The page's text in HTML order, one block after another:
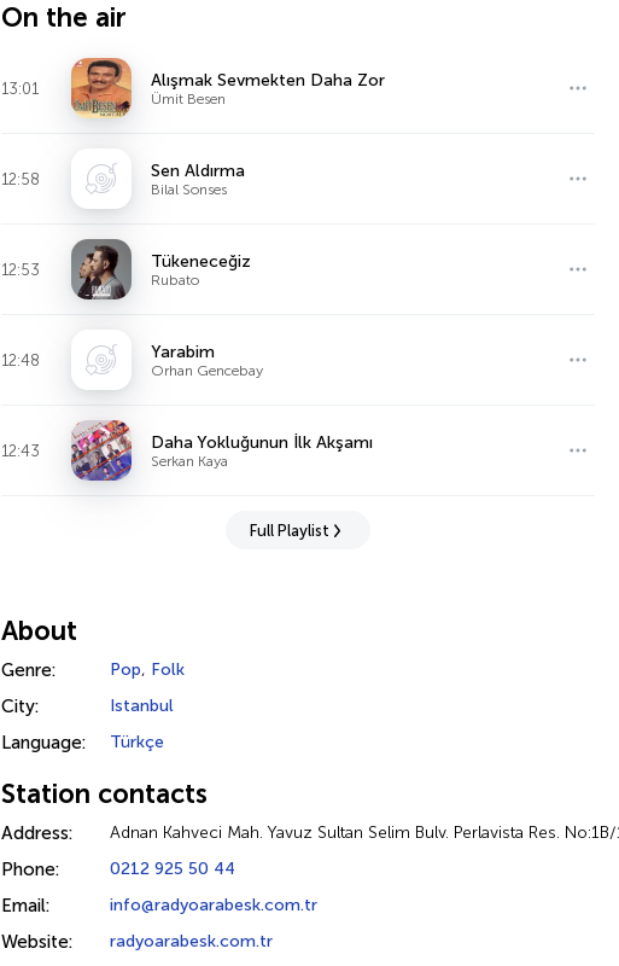
On the air
13:01 Alışmak Sevmekten Daha Zor
Ümit Besen
12:58 Sen Aldırma
Bilal Sonses
12:53 Tükeneceğiz
Rubato
12:48 Yarabim
Orhan Gencebay
12:43 Daha Yokluğunun İlk Akşamı
Serkan Kaya
Full Playlist
About
Genre: Pop, Folk
City: Istanbul
Language: Türkçe
Station contacts
Address: Adnan Kahveci Mah. Yavuz Sultan Selim Bulv. Perlavista Res.
Phone: 0212 925 50 44
Email: info@radyoarabesk.com.tr
Website: radyoarabesk.com.tr